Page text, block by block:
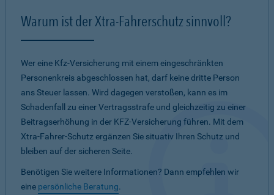
Warum ist der Xtra-Fahrerschutz sinnvoll?
Wer eine Kfz-Versicherung mit einem eingeschränkten
Personenkreis abgeschlossen hat, darf keine dritte Person
ans Steuer lassen. Wird dagegen verstoßen, kann es im
Schadenfall zu einer Vertragsstrafe und gleichzeitig zu einer
Beitragserhöhung in der KFZ-Versicherung führen. Mit dem
Xtra-Fahrer-Schutz ergänzen Sie situativ Ihren Schutz und
bleiben auf der sicheren Seite.
Benötigen Sie weitere Informationen? Dann empfehlen wir
eine persönliche Beratung.